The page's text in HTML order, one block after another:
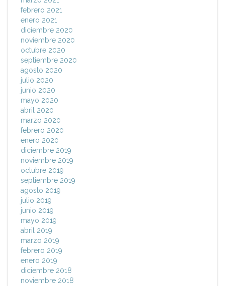
febrero 2021
enero 2021
diciembre 2020
noviembre 2020
octubre 2020
septiembre 2020
agosto 2020
julio 2020
junio 2020
mayo 2020
abril 2020
marzo 2020
febrero 2020
enero 2020
diciembre 2019
noviembre 2019
octubre 2019
septiembre 2019
agosto 2019
julio 2019
junio 2019
mayo 2019
abril 2019
marzo 2019
febrero 2019
enero 2019
diciembre 2018
noviembre 2018